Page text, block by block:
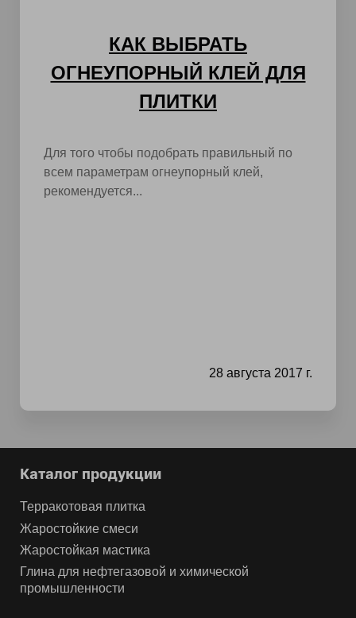
КАК ВЫБРАТЬ
ОГНЕУПОРНЫЙ КЛЕЙ ДЛЯ
ПЛИТКИ
Для того чтобы подобрать правильный по
всем параметрам огнеупорный клей,
рекомендуется...
28 августа 2017 г.
Каталог продукции
Терракотовая плитка
Жаростойкие смеси
Жаростойкая мастика
Глина для нефтегазовой и химической
промышленности